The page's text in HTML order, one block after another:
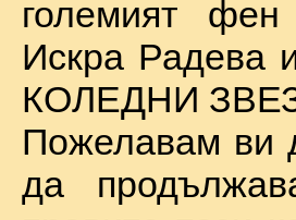
големият
Искра Радева
КОЛЕДНИ
Пожелавам ви
да